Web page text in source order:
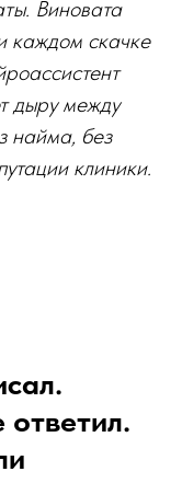
Виновата
каждом скачке
дыру между
найма, без
клиники.